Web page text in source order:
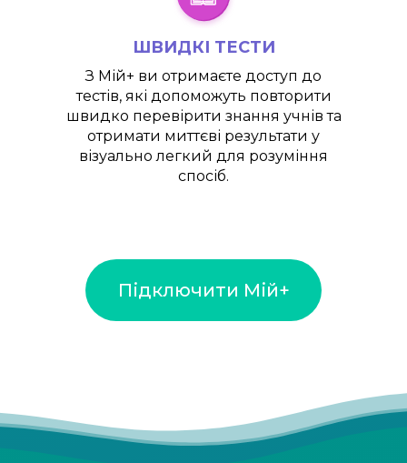
ШВИДКІ ТЕСТИ
З Мій+ ви отримаєте доступ до
тестів, які допоможуть повторити
швидко перевірити знання учнів та
отримати миттєві результати у
візуально легкий для розуміння
спосіб.
Підключити Мій+